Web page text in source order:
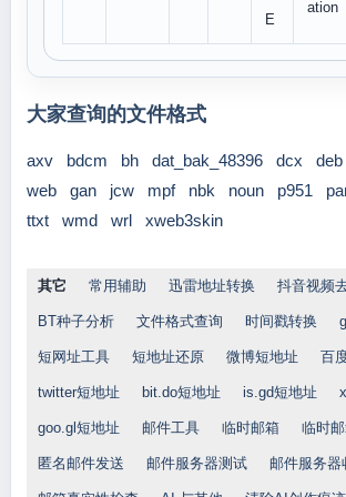
E
ation
大家查询的文件格式
axv bdcm bh dat_bak_48396 dcx deb
web
gan jcw mpf nbk noun p951
ttxt
wmd wrl xweb3skin
其它 常用辅助 迅雷地址转换 抖音视频
BT种子分析 文件格式查询 时间戳转换
短网址工具 短地址还原 微博短地址 百
twitter短地址 bit.do短地址 is.gd短地址
goo.gl短地址 邮件工具 临时邮箱 临时
匿名邮件发送 邮件服务器测试 邮件服务器